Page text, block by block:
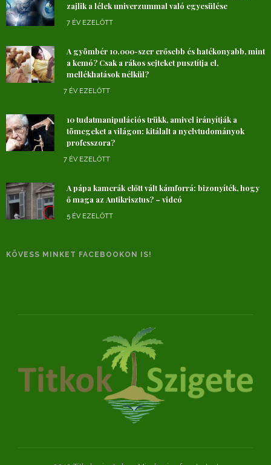
zajlik a lélek univerzummal való egyesülése
7 ÉV EZELŐTT
A gyömbér 10.000-szer erősebb és hatékonyabb, mint
a kemó? Csak a rákos sejteket pusztítja el,
mellékhatások nélkül?
7 ÉV EZELŐTT
10 tudatmanipulációs trükk, amivel irányítják a
tömegeket a világon: kitálalt a nyelvtudományok
professzora?
7 ÉV EZELŐTT
A pápa kamerák előtt vált kámforrá: bizonyíték, hogy
ő maga az Antikrisztus? – videó
5 ÉV EZELŐTT
KÖVESS MINKET FACEBOOKON IS!